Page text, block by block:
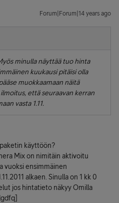
Forum|Forum|14 years ago
minulla näyttää tuo hinta
kuukausi pitäisi olla
muokkaamaan näitä
että seuraavan kerran
vasta 1.11.
käyttöön?
Mix on nimitäin aktivoitu
vuoksi ensimmäinen
alkaen. Sinulla on 1 kk 0
jos hintatieto näkyy Omilla